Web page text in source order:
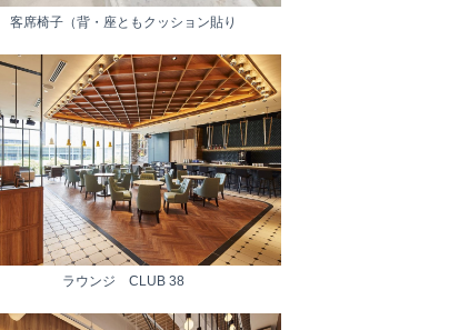
客席椅子（背・座ともクッション貼り
ラウンジ CLUB 38